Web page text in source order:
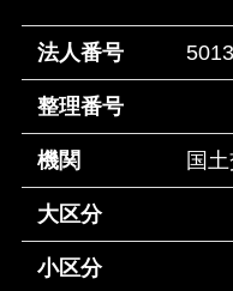
法人番号
整理番号
機関 国
大区分
小区分